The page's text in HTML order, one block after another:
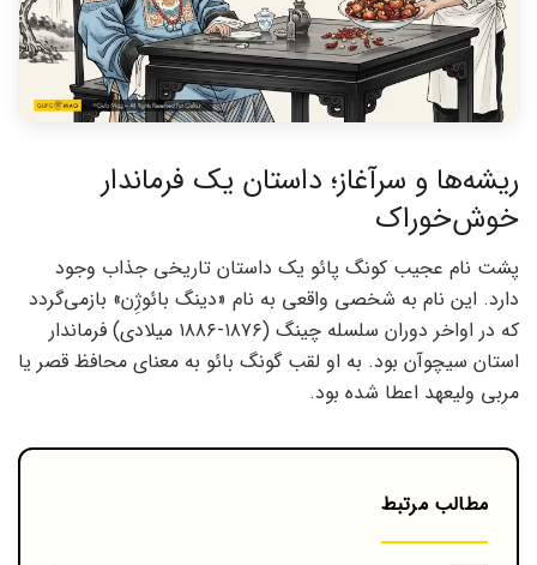
ریشه‌ها و سرآغاز؛ داستان یک فرماندار
خوش‌خوراک
پشت نام عجیب کونگ پائو یک داستان تاریخی جذاب وجود
دارد. این نام به شخصی واقعی به نام «دینگ بائوژِن» بازمی‌گردد
که در اواخر دوران سلسله چینگ (۱۸۷۶-۱۸۸۶ میلادی) فرماندار
استان سیچوآن بود. به او لقب گونگ بائو به معنای محافظ قصر یا
مربی ولیعهد اعطا شده بود.
مطالب مرتبط